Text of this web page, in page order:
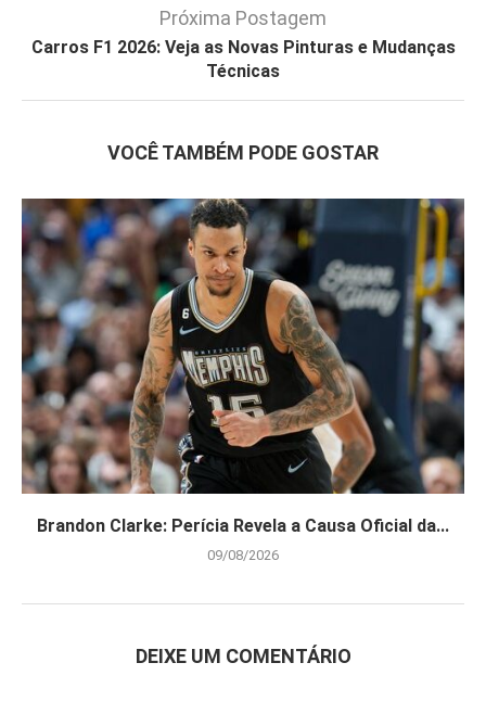
Próxima Postagem
Carros F1 2026: Veja as Novas Pinturas e Mudanças
Técnicas
VOCÊ TAMBÉM PODE GOSTAR
Brandon Clarke: Perícia Revela a Causa Oficial da...
09/08/2026
DEIXE UM COMENTÁRIO